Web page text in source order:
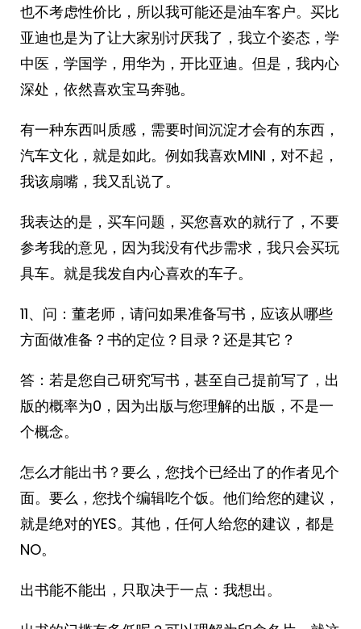
也不考虑性价比，所以我可能还是油车客户。买比
亚迪也是为了让大家别讨厌我了，我立个姿态，学
中医，学国学，用华为，开比亚迪。但是，我内心
深处，依然喜欢宝马奔驰。
有一种东西叫质感，需要时间沉淀才会有的东西，
汽车文化，就是如此。例如我喜欢MINI，对不起，
我该扇嘴，我又乱说了。
我表达的是，买车问题，买您喜欢的就行了，不要
参考我的意见，因为我没有代步需求，我只会买玩
具车。就是我发自内心喜欢的车子。
11、问：董老师，请问如果准备写书，应该从哪些
方面做准备？书的定位？目录？还是其它？
答：若是您自己研究写书，甚至自己提前写了，出
版的概率为0，因为出版与您理解的出版，不是一
个概念。
怎么才能出书？要么，您找个已经出了的作者见个
面。要么，您找个编辑吃个饭。他们给您的建议，
就是绝对的YES。其他，任何人给您的建议，都是
NO。
出书能不能出，只取决于一点：我想出。